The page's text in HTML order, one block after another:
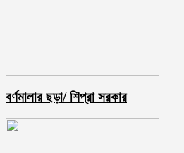
বর্ণমালার ছড়া/ শিপ্রা সরকার